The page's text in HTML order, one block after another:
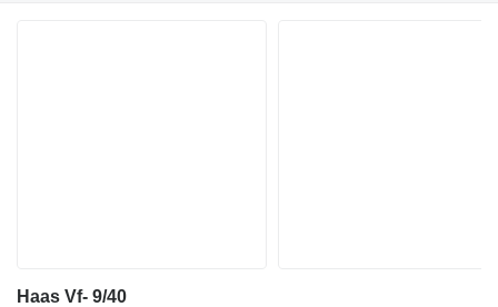
Haas Vf- 9/40